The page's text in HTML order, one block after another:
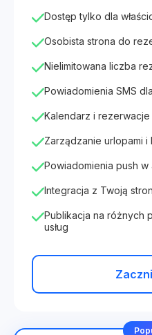
Dostęp tylko dla
Osobista strona do
Nielimitowana liczba
Powiadomienia SMS
Kalendarz i rezerwacje
Zarządzanie urlopami i
Powiadomienia push w
Integracja z Twoją
Publikacja na różnych
usług